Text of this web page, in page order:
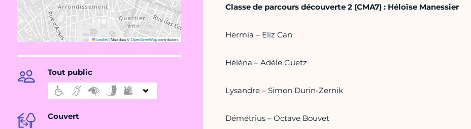
Leaflet|Map data ©OpenStreetMapcontributors
Tout public
Couvert
Classe de parcours découverte 2 (CMA7) : Héloïse Manessier
Hermia – Eliz Can
Héléna – Adèle Guetz
Lysandre – Simon Durin-Zernik
Démétrius – Octave Bouvet